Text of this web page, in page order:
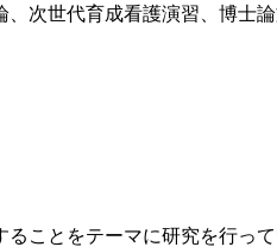
、次世代育成看護演習、博士
ことをテーマに研究を行っ